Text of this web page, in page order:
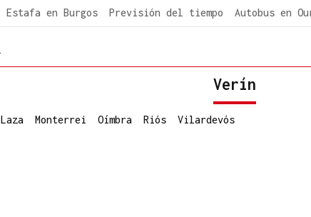
Estafa en Burgos Previsión del tiempo Autobus en
Verín
Laza Monterrei Oímbra Riós Vilardevós